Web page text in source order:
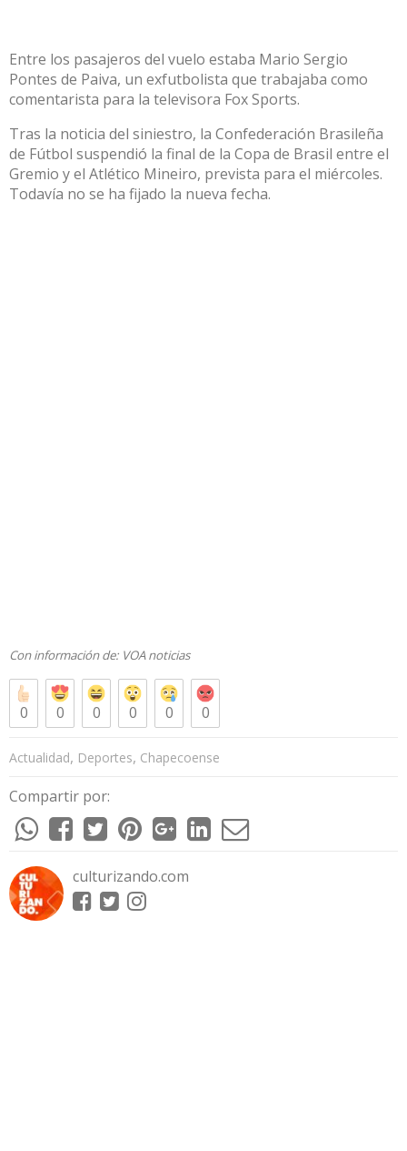
Entre los pasajeros del vuelo estaba Mario Sergio
Pontes de Paiva, un exfutbolista que trabajaba como
comentarista para la televisora Fox Sports.
Tras la noticia del siniestro, la Confederación Brasileña
de Fútbol suspendió la final de la Copa de Brasil entre el
Gremio y el Atlético Mineiro, prevista para el miércoles.
Todavía no se ha fijado la nueva fecha.
Con información de: VOA noticias
0 0 0 0 0 0
Actualidad, Deportes, Chapecoense
Compartir por:
culturizando.com